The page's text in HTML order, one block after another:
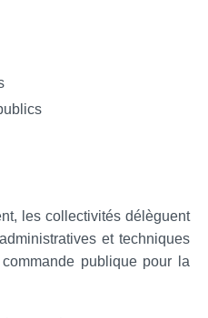
les collectivités délèguent
et techniques
publique pour la